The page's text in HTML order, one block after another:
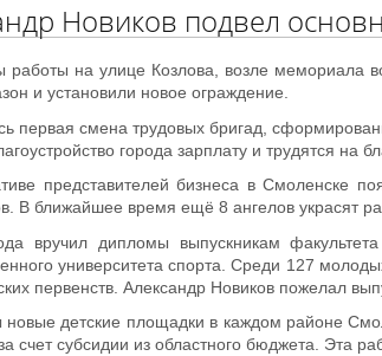
Новиков подвел
работы на улице Козлова, возле мемориала
и установили новое ограждение.
первая смена трудовых бригад,
города зарплату и трудятся на
представителей бизнеса в Смоленске
В ближайшее время ещё 8 ангелов украсят
вручил дипломы выпускникам
университета спорта. Среди 127
первенств. Александр Новиков пожелал
новые детские площадки в каждом районе
счет субсидии из областного бюджета. Эта